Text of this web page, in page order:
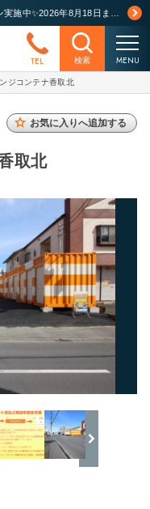
TEL 検索 MENU
ジコンテナ香取北
取北
お気に入りへ追加する